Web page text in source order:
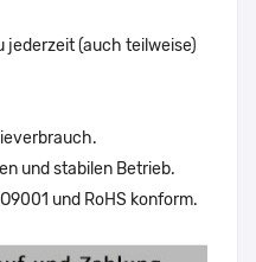
jederzeit (auch teilweise)
und stabilen Betrieb.
und RoHS konform.